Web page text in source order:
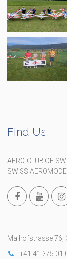
Find Us
AERO-CLUB OF
SWISS
Maihofstrasse 76,
+41 41 375 01